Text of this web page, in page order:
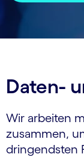
Daten-
Wir arbeiten
zusammen,
dringendsten